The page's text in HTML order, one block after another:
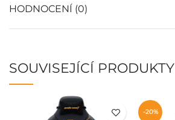
HODNOCENÍ (0)
SOUVISEJÍCÍ PRODUKTY
-20%